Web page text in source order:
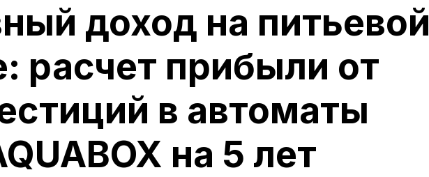
доход на питьевой
расчет прибыли от
в автоматы
на 5 лет